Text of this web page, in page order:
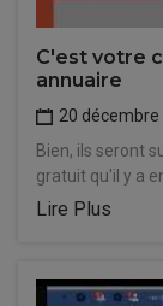
C'est votre
annuaire
20 décembre
Bien, ils seront
gratuit qu'il y a
Lire Plus